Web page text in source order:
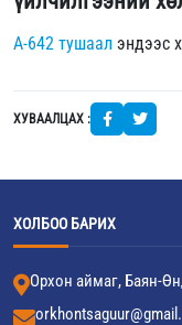
А-642 тушаал эндээс
ХУВААЛЦАХ :
ХОЛБОО БАРИХ
Орхон аймаг, Баян-